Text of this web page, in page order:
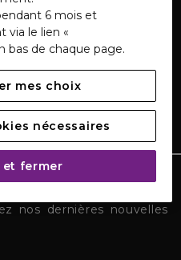
MARIONNAUD
nos dernières nouvelles
6 mois et
via le lien «
bas de chaque page.
mes choix
nécessaires
fermer